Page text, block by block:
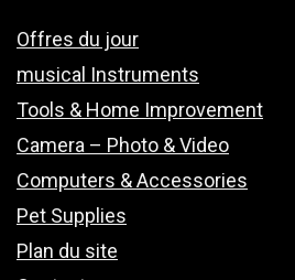
Offres du jour
musical Instruments
Tools & Home Improvement
Camera – Photo & Video
Computers & Accessories
Pet Supplies
Plan du site